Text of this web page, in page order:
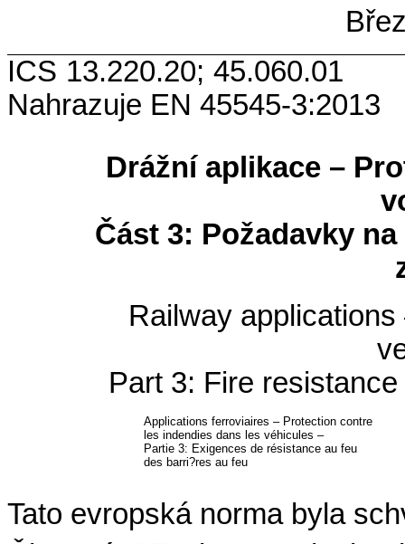
ICS
Nahrazuje EN 45545-3:2013
Drážní aplikace –
Část 3: Požadavky
Railway
Part 3: Fire
Applications ferroviaires – Protection contre
les indendies dans les véhicules –
Partie 3: Exigences de résistance au feu
des barri?res au feu
Tato evropská norma byla